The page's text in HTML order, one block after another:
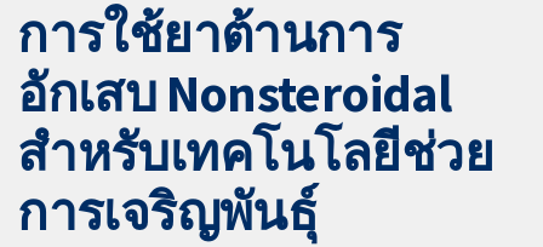
การใช้ยาต้านการ
อักเสบ Nonsteroidal
สำหรับเทคโนโลยีช่วย
การเจริญพันธุ์